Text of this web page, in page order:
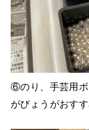
⑥のり、手芸用ボ
がびょうがおすす